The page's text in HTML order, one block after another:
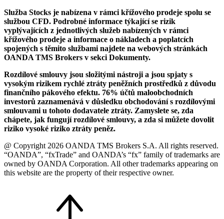
Služba Stocks je nabízena v rámci křížového prodeje spolu se
službou CFD. Podrobné informace týkající se rizik
vyplývajících z jednotlivých služeb nabízených v rámci
křížového prodeje a informace o nákladech a poplatcích
spojených s těmito službami najdete na webových stránkách
OANDA TMS Brokers v sekci Dokumenty.
Rozdílové smlouvy jsou složitými nástroji a jsou spjaty s
vysokým rizikem rychlé ztráty peněžních prostředků z důvodu
finančního pákového efektu. 76% účtů maloobchodních
investorů zaznamenává v důsledku obchodování s rozdílovými
smlouvami u tohoto dodavatele ztráty. Zamyslete se, zda
chápete, jak fungují rozdílové smlouvy, a zda si můžete dovolit
riziko vysoké riziko ztráty peněz.
@ Copyright 2026 OANDA TMS Brokers S.A. All rights reserved.
“OANDA”, “fxTrade” and OANDA’s “fx” family of trademarks are
owned by OANDA Corporation. All other trademarks appearing on
this website are the property of their respective owner.